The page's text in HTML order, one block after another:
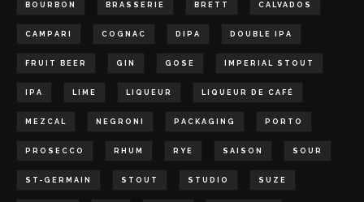
BOURBON BRASSERIE BRETT CALVADOS
CAMPARI COGNAC DIPA DOUBLE IPA
FRUIT BEER GIN GOSE IMPERIAL STOUT
IPA LIME LIQUEUR LIQUEUR DE CAFÉ
MEZCAL NEGRONI PACKAGING PORTO
PROSECCO RHUM RYE SAISON SOUR
ST-GERMAIN STOUT STUDIO SUZE